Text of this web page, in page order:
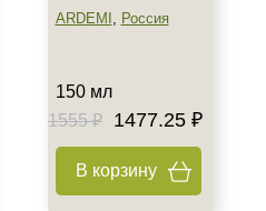
ARDEMI , Россия
150 мл
1555 ₽
1477.25 ₽
В корзину